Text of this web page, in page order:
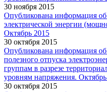
30 ноября 2015
Опубликована информация
электрической энергии
Октябрь 2015
30 октября 2015
Опубликована информация об
полезного отпуска
группам в разрезе
уровням напряжения. Октябрь
30 октября 2015